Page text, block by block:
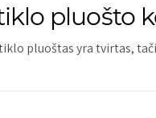
pluošto
pluoštas yra tvirtas,